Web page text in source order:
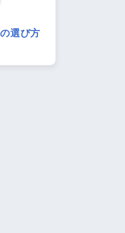
選び方